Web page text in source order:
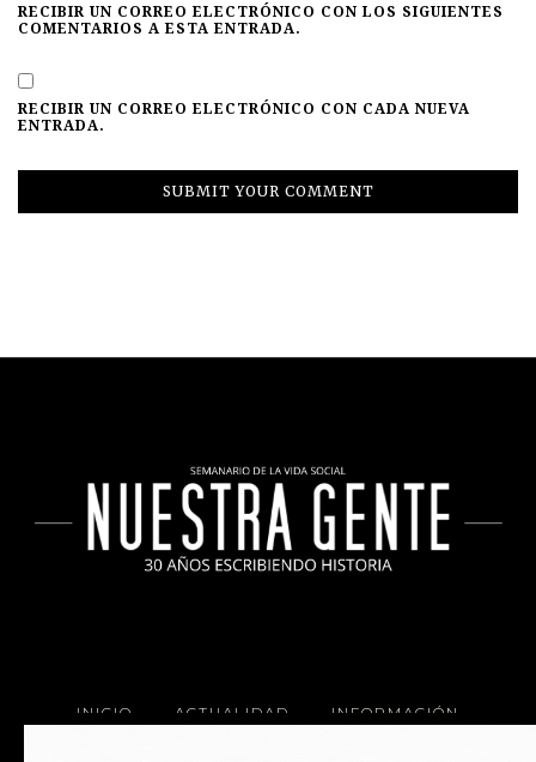
RECIBIR UN CORREO ELECTRÓNICO CON LOS SIGUIENTES
COMENTARIOS A ESTA ENTRADA.
RECIBIR UN CORREO ELECTRÓNICO CON CADA NUEVA
ENTRADA.
INICIO ACTUALIDAD INFORMACIÓN